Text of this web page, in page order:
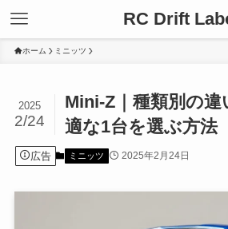
RC Drift
ホーム ミニッツ
Mini-Z｜種類別の違
適な1台を選ぶ方法
2025
2/24
広告 ミニッツ 2025年2月24日